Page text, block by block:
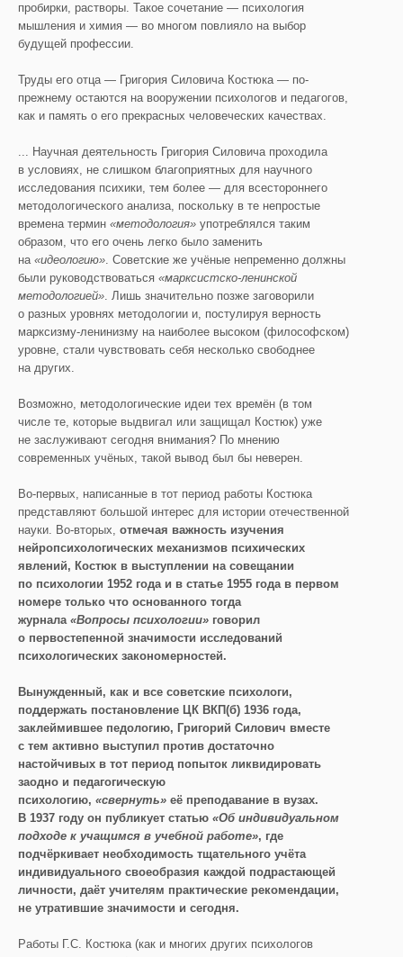
пробирки, растворы. Такое сочетание — психология
мышления и химия — во многом повлияло на выбор
будущей профессии.
Труды его отца — Григория Силовича Костюка — по-
прежнему остаются на вооружении психологов и педагогов,
как и память о его прекрасных человеческих качествах.
... Научная деятельность Григория Силовича проходила
в условиях, не слишком благоприятных для научного
исследования психики, тем более — для всестороннего
методологического анализа, поскольку в те непростые
времена термин «методология» употреблялся таким
образом, что его очень легко было заменить
на «идеологию». Советские же учёные непременно должны
были руководствоваться «марксистско-ленинской
методологией». Лишь значительно позже заговорили
о разных уровнях методологии и, постулируя верность
марксизму-ленинизму на наиболее высоком (философском)
уровне, стали чувствовать себя несколько свободнее
на других.
Возможно, методологические идеи тех времён (в том
числе те, которые выдвигал или защищал Костюк) уже
не заслуживают сегодня внимания? По мнению
современных учёных, такой вывод был бы неверен.
Во-первых, написанные в тот период работы Костюка
представляют большой интерес для истории отечественной
науки. Во-вторых, отмечая важность изучения
нейропсихологических механизмов психических
явлений, Костюк в выступлении на совещании
по психологии 1952 года и в статье 1955 года в первом
номере только что основанного тогда
журнала «Вопросы психологии» говорил
о первостепенной значимости исследований
психологических закономерностей.
Вынужденный, как и все советские психологи,
поддержать постановление ЦК ВКП(б) 1936 года,
заклеймившее педологию, Григорий Силович вместе
с тем активно выступил против достаточно
настойчивых в тот период попыток ликвидировать
заодно и педагогическую
психологию, «свернуть» её преподавание в вузах.
В 1937 году он публикует статью «Об индивидуальном
подходе к учащимся в учебной работе», где
подчёркивает необходимость тщательного учёта
индивидуального своеобразия каждой подрастающей
личности, даёт учителям практические рекомендации,
не утратившие значимости и сегодня.
Работы Г.С. Костюка (как и многих других психологов